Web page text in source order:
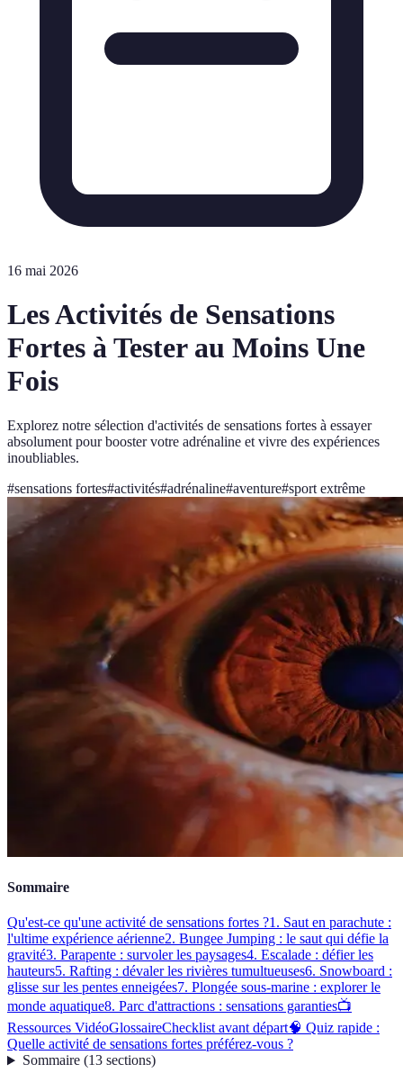
16 mai 2026
Les Activités de Sensations
Fortes à Tester au Moins Une
Fois
Explorez notre sélection d'activités de sensations fortes à essayer
absolument pour booster votre adrénaline et vivre des expériences
inoubliables.
#sensations fortes#activités#adrénaline#aventure#sport extrême
Sommaire
Qu'est-ce qu'une activité de sensations fortes ?1. Saut en parachute :
l'ultime expérience aérienne2. Bungee Jumping : le saut qui défie la
gravité3. Parapente : survoler les paysages4. Escalade : défier les
hauteurs5. Rafting : dévaler les rivières tumultueuses6. Snowboard :
glisse sur les pentes enneigées7. Plongée sous-marine : explorer le
monde aquatique8. Parc d'attractions : sensations garanties📺
Ressources VidéoGlossaireChecklist avant départ🧠 Quiz rapide :
Quelle activité de sensations fortes préférez-vous ?
Sommaire(13 sections)